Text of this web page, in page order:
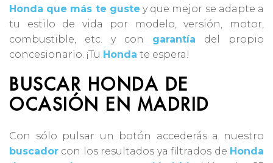
Honda que más te guste y que mejor se adapte a
tu estilo de vida por modelo, versión, motor,
combustible, etc. y con garantía del propio
concesionario. ¡Tu Honda te espera!
BUSCAR HONDA DE
OCASIÓN EN MADRID
Con sólo pulsar un botón accederás a nuestro
buscador con los resultados ya filtrados de Honda